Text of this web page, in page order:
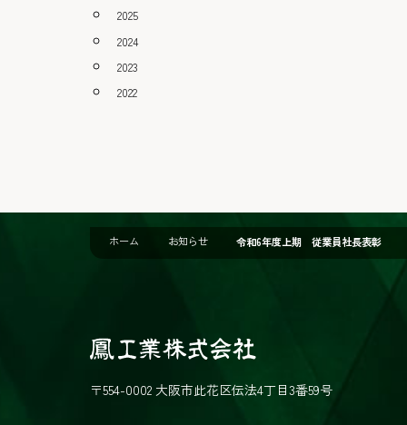
2025
2024
2023
2022
ホーム お知らせ 令和6年度上期 従業員社長表彰
鳳
〒554-0002 大阪市此花区伝法4丁目3番59号